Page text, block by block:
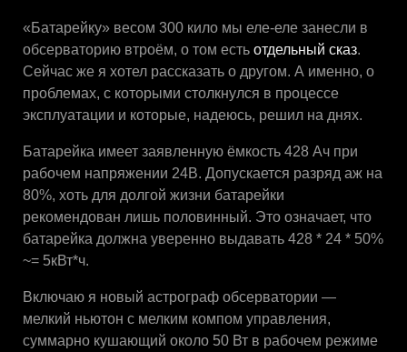
«Батарейку» весом 300 кило мы еле-еле занесли в
обсерваторию втроём, о том есть отдельный сказ.
Сейчас же я хотел рассказать о другом. А именно, о
проблемах, с которыми столкнулся в процессе
эксплуатации и которые, надеюсь, решил на днях.
Батарейка имеет заявленную ёмкость 428 Ач при
рабочем напряжении 24В. Допускается разряд аж на
80%, хоть для долгой жизни батарейки
рекомендован лишь половинный. Это означает, что
батарейка должна уверенно выдавать 428 * 24 * 50%
~= 5кВт*ч.
Включаю я новый астрограф обсерватории —
мелкий ньютон с мелким компом управления,
суммарно кушающий около 50 Вт в рабочем режиме